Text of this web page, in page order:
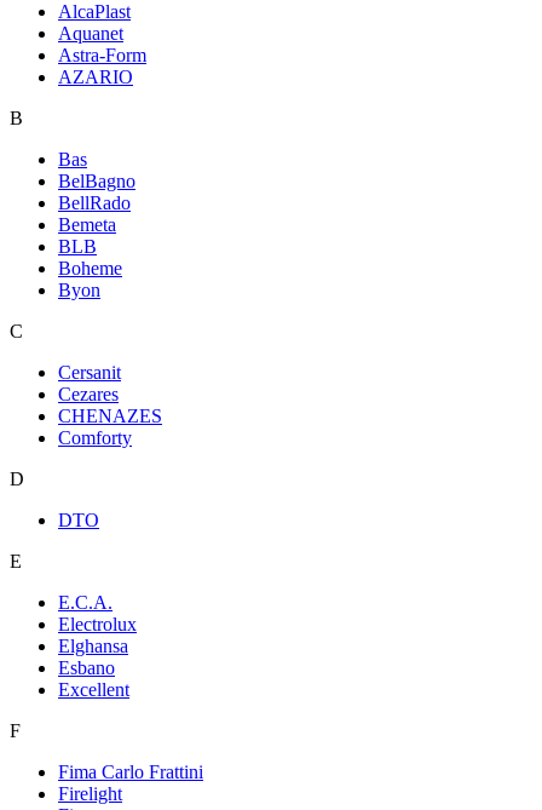
AlcaPlast
Aquanet
Astra-Form
AZARIO
B
Bas
BelBagno
BellRado
Bemeta
BLB
Boheme
Byon
C
Cersanit
Cezares
CHENAZES
Comforty
D
DTO
E
E.C.A.
Electrolux
Elghansa
Esbano
Excellent
F
Fima Carlo Frattini
Firelight